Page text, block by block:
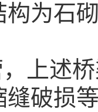
构为石
上述
缝破损